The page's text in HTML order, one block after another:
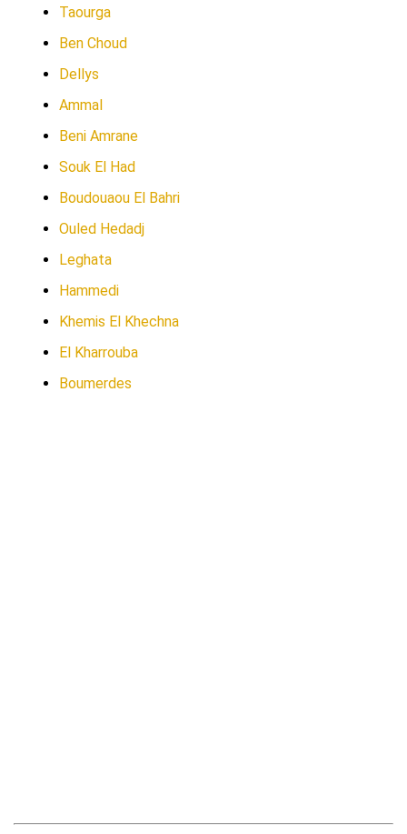
Taourga
Ben Choud
Dellys
Ammal
Beni Amrane
Souk El Had
Boudouaou El Bahri
Ouled Hedadj
Leghata
Hammedi
Khemis El Khechna
El Kharrouba
Boumerdes